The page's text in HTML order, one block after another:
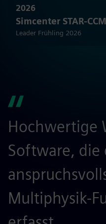
2026
Simcenter STAR-
Leader Frühling 2026
Hochwertige
Software, die
Multiphysik-